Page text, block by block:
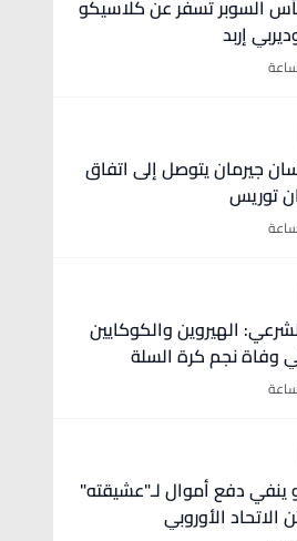
السوبر تسفر عن كلاسيكو
إربد
جيرمان يتوصل إلى اتفاق
توريس
الهيروين والكوكايين
وفاة نجم كرة السلة
ينفي دفع أموال لـ"عشيقته"
الاتحاد الأوروبي